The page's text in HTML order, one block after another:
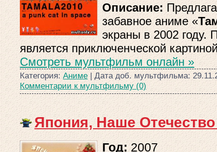
Описание:
забавное аниме «
экраны в 2002 году.
является приключенческой
Смотреть мультфильм онлайн »
Категория: Аниме | Дата доб. мультфильма:
Комментарии к мультфильму (0)
Япония, Наше
Год: 2007